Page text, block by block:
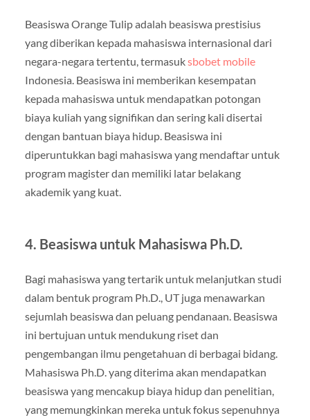
Beasiswa Orange Tulip adalah beasiswa prestisius
yang diberikan kepada mahasiswa internasional dari
negara-negara tertentu, termasuksbobet mobile
Indonesia. Beasiswa ini memberikan kesempatan
kepada mahasiswa untuk mendapatkan potongan
biaya kuliah yang signifikan dan sering kali disertai
dengan bantuan biaya hidup. Beasiswa ini
diperuntukkan bagi mahasiswa yang mendaftar untuk
program magister dan memiliki latar belakang
akademik yang kuat.
4. Beasiswa untuk Mahasiswa Ph.D.
Bagi mahasiswa yang tertarik untuk melanjutkan studi
dalam bentuk program Ph.D., UT juga menawarkan
sejumlah beasiswa dan peluang pendanaan. Beasiswa
ini bertujuan untuk mendukung riset dan
pengembangan ilmu pengetahuan di berbagai bidang.
Mahasiswa Ph.D. yang diterima akan mendapatkan
beasiswa yang mencakup biaya hidup dan penelitian,
yang memungkinkan mereka untuk fokus sepenuhnya